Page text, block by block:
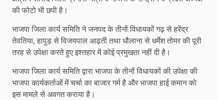
की फोटो भी छपी है।
भाजपा जिला कार्य समिति ने जनपद के तीनों विधायकों गढ़ से हरेंद्र
तेवतिया, हापुड़ से विजयपाल आढ़ती तथा धौलाना से धर्मेश तोमर की पूरी
तरह से उपेक्षा करते हुए इश्तहार में कोई प्रमुखता नहीं दी है।
भाजपा जिला कार्य समिति द्वारा भाजपा के तीनों विधायकों की उपेक्षा की
भाजपा कार्यकर्ताओं में चर्चा का बाजार गर्म है और भाजपा हाई कमान को
इस मामले से अवगत कराया है।